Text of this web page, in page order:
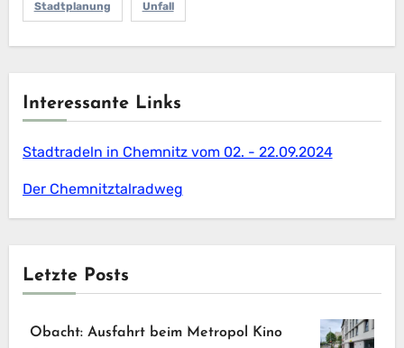
Stadtplanung Unfall
Interessante Links
Stadtradeln in Chemnitz vom 02. - 22.09.2024
Der Chemnitztalradweg
Letzte Posts
Obacht: Ausfahrt beim Metropol Kino